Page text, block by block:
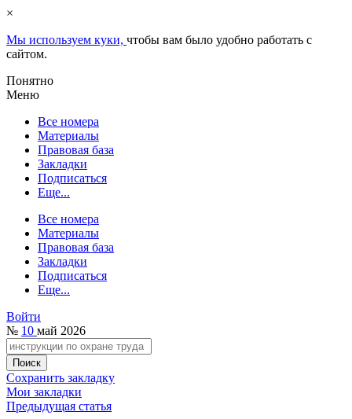
×
Мы используем куки, чтобы вам было удобно работать с
сайтом.
Понятно
Меню
Все номера
Материалы
Правовая база
Закладки
Подписаться
Еще...
Все номера
Материалы
Правовая база
Закладки
Подписаться
Еще...
Войти
№ 10 май 2026
Сохранить закладку
Мои закладки
Предыдущая статья